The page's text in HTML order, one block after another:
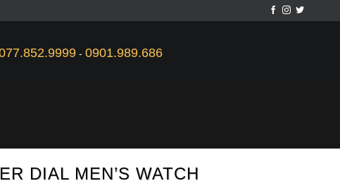
- 0901.989.686
DIAL MEN’S WATCH